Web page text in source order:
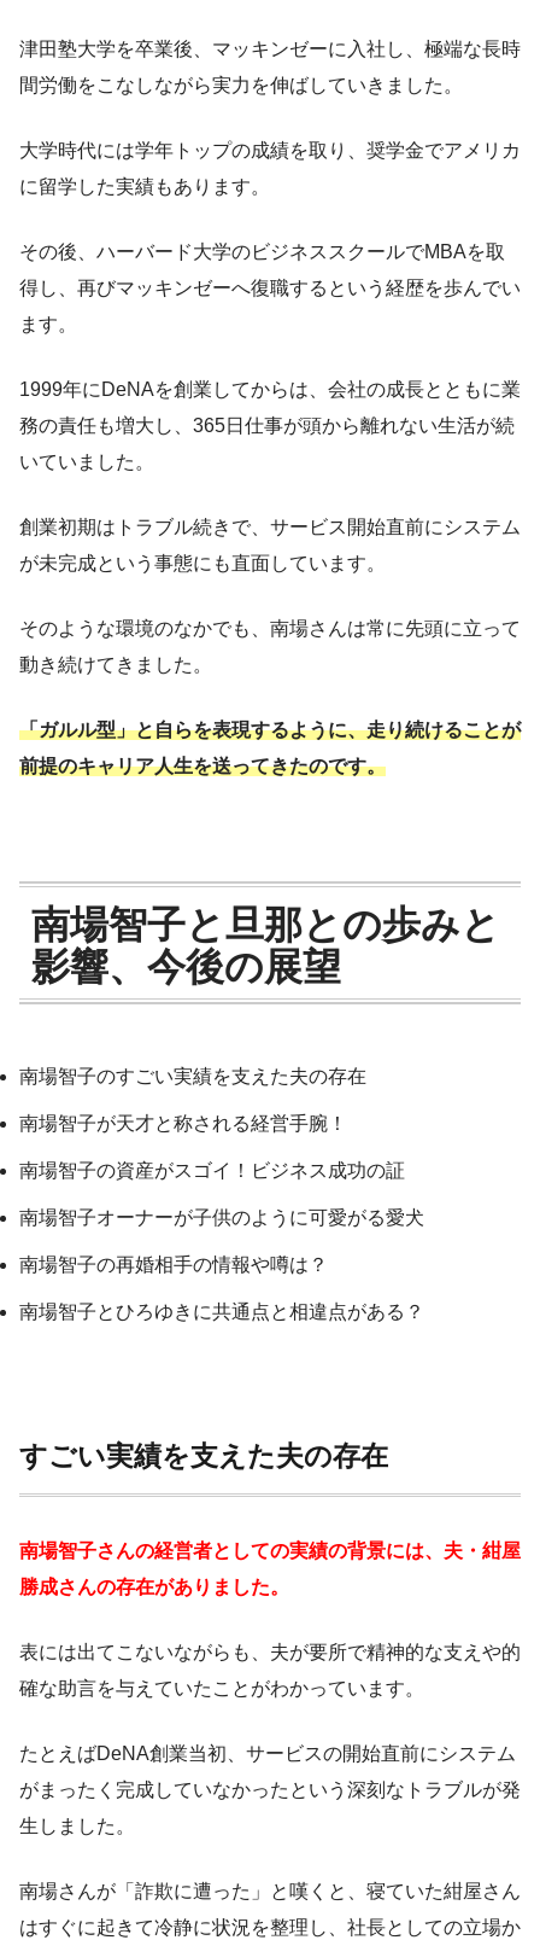
津田塾大学を卒業後、マッキンゼーに入社し、極端な長時
間労働をこなしながら実力を伸ばしていきました。
大学時代には学年トップの成績を取り、奨学金でアメリカ
に留学した実績もあります。
その後、ハーバード大学のビジネススクールでMBAを取
得し、再びマッキンゼーへ復職するという経歴を歩んでい
ます。
1999年にDeNAを創業してからは、会社の成長とともに業
務の責任も増大し、365日仕事が頭から離れない生活が続
いていました。
創業初期はトラブル続きで、サービス開始直前にシステム
が未完成という事態にも直面しています。
そのような環境のなかでも、南場さんは常に先頭に立って
動き続けてきました。
「ガルル型」と自らを表現するように、走り続けることが
前提のキャリア人生を送ってきたのです。
南場智子と旦那との歩みと
影響、今後の展望
南場智子のすごい実績を支えた夫の存在
南場智子が天才と称される経営手腕！
南場智子の資産がスゴイ！ビジネス成功の証
南場智子オーナーが子供のように可愛がる愛犬
南場智子の再婚相手の情報や噂は？
南場智子とひろゆきに共通点と相違点がある？
すごい実績を支えた夫の存在
南場智子さんの経営者としての実績の背景には、夫・紺屋
勝成さんの存在がありました。
表には出てこないながらも、夫が要所で精神的な支えや的
確な助言を与えていたことがわかっています。
たとえばDeNA創業当初、サービスの開始直前にシステム
がまったく完成していなかったという深刻なトラブルが発
生しました。
南場さんが「詐欺に遭った」と嘆くと、寝ていた紺屋さん
はすぐに起きて冷静に状況を整理し、社長としての立場か